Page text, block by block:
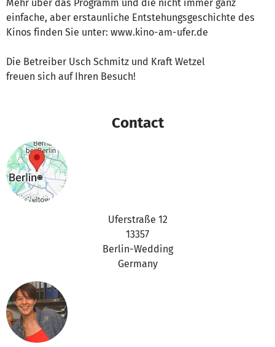
Mehr über das Programm und die nicht immer ganz
einfache, aber erstaunliche Entstehungsgeschichte des
Kinos finden Sie unter: www.kino-am-ufer.de
Die Betreiber Usch Schmitz und Kraft Wetzel
freuen sich auf Ihren Besuch!
Contact
Uferstraße 12
13357
Berlin-Wedding
Germany